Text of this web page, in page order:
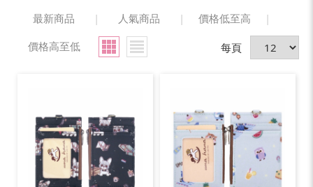
最新商品 | 人氣商品 | 價格低至高
|
價格高至低
每頁